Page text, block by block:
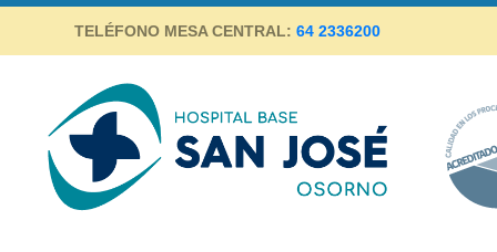
Skip
TELÉFONO MESA CENTRAL: 64 2336200